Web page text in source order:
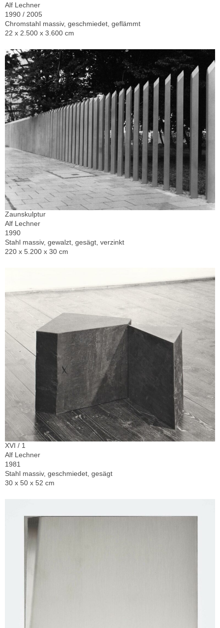
Alf Lechner
1990 / 2005
Chromstahl massiv, geschmiedet, geflämmt
22 x 2.500 x 3.600 cm
Zaunskulptur
Alf Lechner
1990
Stahl massiv, gewalzt, gesägt, verzinkt
220 x 5.200 x 30 cm
XVI / 1
Alf Lechner
1981
Stahl massiv, geschmiedet, gesägt
30 x 50 x 52 cm